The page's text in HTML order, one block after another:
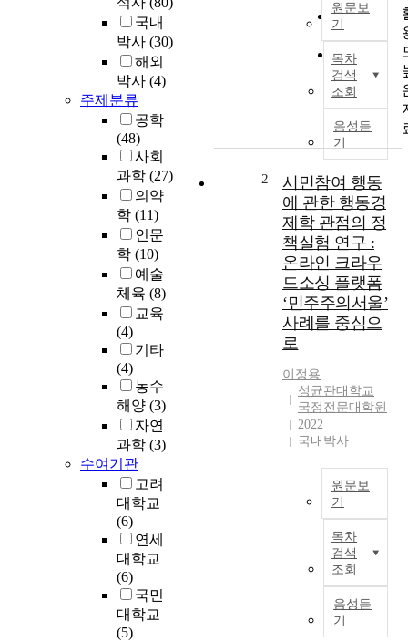
국내
박사 (30)
해외
박사 (4)
주제분류
공학
(48)
사회
과학 (27)
의약
학 (11)
인문
학 (10)
예술
체육 (8)
교육
(4)
기타
(4)
농수
해양 (3)
자연
과학 (3)
수여기관
고려
대학교
(6)
연세
대학교
(6)
국민
대학교
(5)
50개씩
100개씩
출력
원문보
기
목차
검색
조회
음성듣
기
행
2
시민참여 행동
에 관한 행동경
제학 관점의 정
책실험 연구 :
온라인 크라우
드소싱 플랫폼
‘민주주의서울’
사례를 중심으
로
이정용
성균관대학교
국정전문대학원
2022
국내박사
원문보
기
목차
검색
조회
음성듣
기